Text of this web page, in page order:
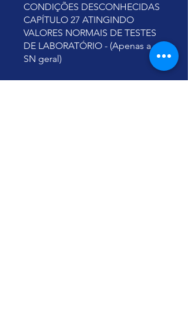
CONDIÇÕES DESCONHECIDAS
CAPÍTULO 27 ATINGINDO
VALORES NORMAIS DE TESTES
DE LABORATÓRIO - (Apenas a
SN geral)